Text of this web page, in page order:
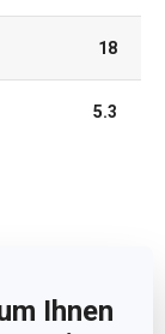
Ihnen
18
5.3
Kunststoff